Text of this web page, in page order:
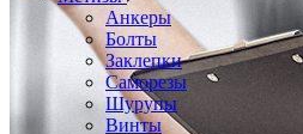
Анкеры
Болты
Заклепки
Саморезы
Шурупы
Винты